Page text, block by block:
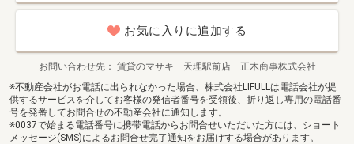
お気に入りに追加する
お問い合わせ先
賃貸のマサキ 天理駅前店 正木商事株式会社
※不動産会社がお電話に出られなかった場合、株式会社LIFULLは電話会社が提
供するサービスを介してお客様の発信者番号を受領後、折り返し専用の電話番
号を発番してお問合せの不動産会社に通知します。
※0037で始まる電話番号に携帯電話からお問合せいただいた方には、ショート
メッセージ(SMS)によるお問合せ完了通知をお届けする場合があります。